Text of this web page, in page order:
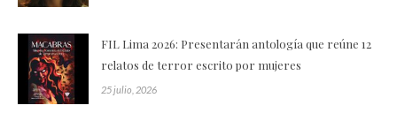
FIL Lima 2026: Presentarán antología que reúne 12
relatos de terror escrito por mujeres
25 julio, 2026